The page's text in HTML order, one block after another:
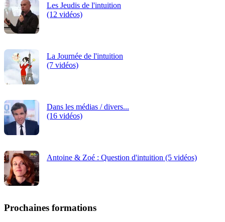
Les Jeudis de l'intuition
(12 vidéos)
La Journée de l'intuition
(7 vidéos)
Dans les médias / divers...
(16 vidéos)
Antoine & Zoé : Question d'intuition (5 vidéos)
Prochaines formations